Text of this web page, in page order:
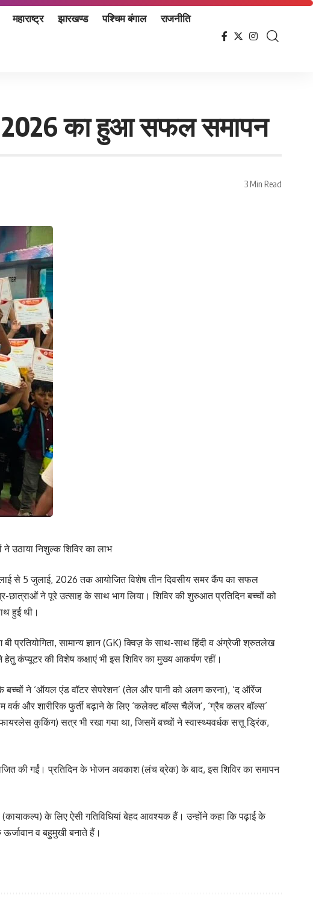
महाराष्ट्र झारखण्ड पश्चिम बंगाल राजनीति
का हुआ सफल समापन
3 Min Read
उठाया निशुल्क शिविर का लाभ
से 5 जुलाई, 2026 तक आयोजित विशेष तीन दिवसीय समर कैंप का सफल
ने पूरे उत्साह के साथ भाग लिया। शिविर की शुरुआत प्रतिदिन बच्चों को
हुई थी।
प्रतियोगिता, सामान्य ज्ञान (GK) क्विज़ के साथ-साथ हिंदी व अंग्रेजी श्रुतलेख
कंप्यूटर की विशेष कक्षाएं भी इस शिविर का मुख्य आकर्षण रहीं।
बच्चों ने ‘ऑयल एंड वॉटर सेपरेशन’ (तेल और पानी को अलग करना), ‘द ऑरेंज
वर्क और शारीरिक फुर्ती बढ़ाने के लिए ‘कलेक्ट बॉल्स चैलेंज’, ‘ग्रैब कलर बॉल्स’
कुकिंग) सत्र भी रखा गया था, जिसमें बच्चों ने स्वास्थ्यवर्धक सत्तू ड्रिंक,
की गईं। प्रतिदिन के भोजन अवकाश (लंच ब्रेक) के बाद, इस शिविर का समापन
के लिए ऐसी गतिविधियां बेहद आवश्यक हैं। उन्होंने कहा कि पढ़ाई के
व बहुमुखी बनाते हैं।